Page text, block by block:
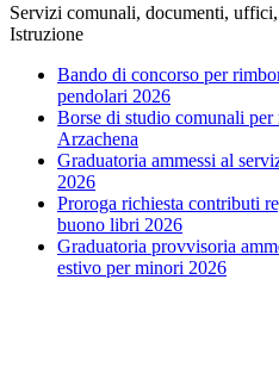
Servizi comunali, documenti,
Istruzione
Bando di concorso per
pendolari 2026
Borse di studio comunali per
Arzachena
Graduatoria ammessi al
2026
Proroga richiesta contributi
buono libri 2026
Graduatoria provvisoria
estivo per minori 2026